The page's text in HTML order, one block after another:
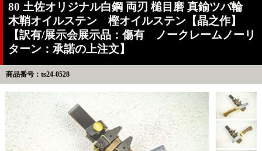
80 土佐オリジナル白鋼 両刃 槌目磨 真鍮ツバ輪
木鞘オイルステン 樫オイルステン【晶之作】
【訳有/展示会展示品：傷有 ノークレームノーリ
ターン：承諾の上注文】
商品番号：ts24-0528